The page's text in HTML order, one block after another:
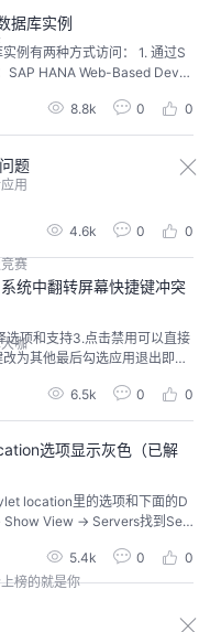
用
赛
咖
榜的就是你
据库实例
例有两种方式访问： 1. 通过S
SAP HANA Web-Based Devel
直接访问在Eclipse
新的Conne...
8.8k 0 0
题
4.6k 0 0
统中翻转屏幕快捷键冲突
项和支持3.点击禁用可以直接
为其他最后勾选应用退出即可
章分享技术与快乐。您可以访
：haiyong.site...
6.5k 0 0
选项显示灰色（已解
location里的选项和下面的D
View → Servers找到Ser
希望这篇文章能帮助到遇到和
5.4k 0 0